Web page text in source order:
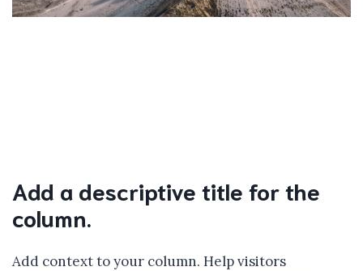
Add a descriptive title for the
column.
Add context to your column. Help visitors